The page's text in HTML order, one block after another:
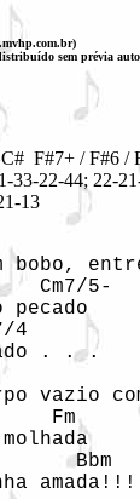
sem prévia
F#7+ / F#6 /
33-22-44; 22-
13
Cm7/5-
pecado
4
. . .
vazio
Fm
Bbm
amada!!!